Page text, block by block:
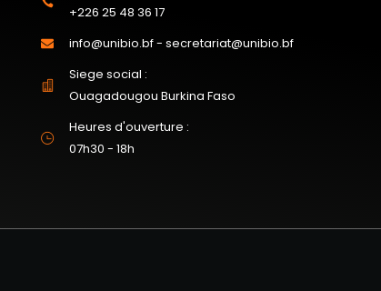
+226 25 48 36 17
info@unibio.bf - secretariat@unibio.bf
Siege social :
Ouagadougou Burkina Faso
Heures d'ouverture :
07h30 - 18h